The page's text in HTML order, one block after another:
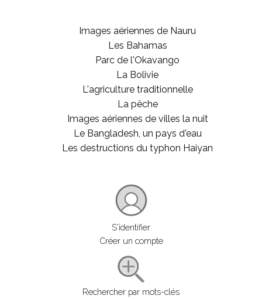
Images aériennes de Nauru
Les Bahamas
Parc de l'Okavango
La Bolivie
L'agriculture traditionnelle
La pêche
Images aériennes de villes la nuit
Le Bangladesh, un pays d'eau
Les destructions du typhon Haiyan
S'identifier
Créer un compte
Rechercher par mots-clés